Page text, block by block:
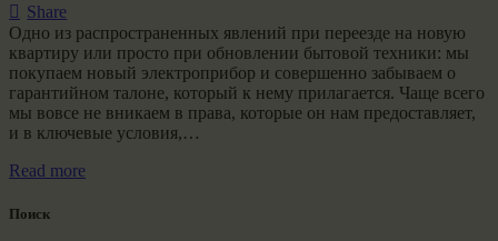
Share
Одно из распространенных явлений при переезде на новую
квартиру или просто при обновлении бытовой техники: мы
покупаем новый электроприбор и совершенно забываем о
гарантийном талоне, который к нему прилагается. Чаще всего
мы вовсе не вникаем в права, которые он нам предоставляет,
и в ключевые условия,…
Read more
Поиск